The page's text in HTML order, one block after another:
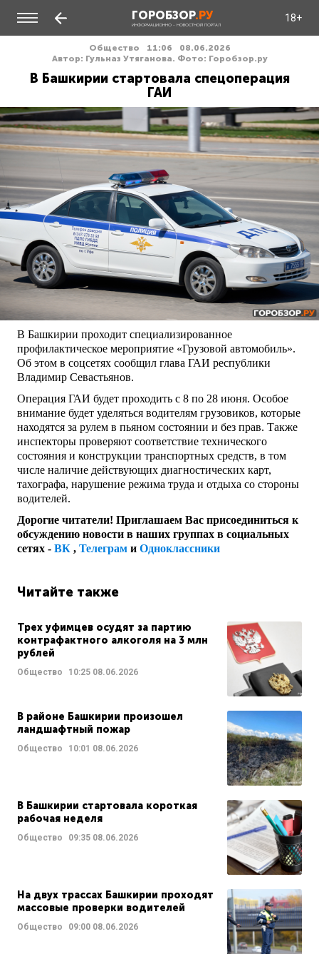
ГОРОБЗОР.РУ
ИНФОРМАЦИОННО - НОВОСТНОЙ ПОРТАЛ
18+
Общество 11:06
08.06.2026
Автор: Гульназ Утяганова. Фото: Горобзор.ру
В Башкирии стартовала спецоперация
ГАИ
В Башкирии проходит специализированное
профилактическое мероприятие «Грузовой автомобиль».
Об этом в соцсетях сообщил глава ГАИ республики
Владимир Севастьянов.
Операция ГАИ будет проходить с 8 по 28 июня. Особое
внимание будет уделяться водителям грузовиков, которые
находятся за рулем в пьяном состоянии и без прав. Также
инспекторы проверяют соответствие технического
состояния и конструкции транспортных средств, в том
числе наличие действующих диагностических карт,
тахографа, нарушение режима труда и отдыха со стороны
водителей.
Дорогие читатели! Приглашаем Вас присоединиться к
обсуждению новости в наших группах в социальных
сетях - ВК , Телеграм и Одноклассники
Читайте также
Трех уфимцев осудят за партию
контрафактного алкоголя на 3 млн
рублей
Общество 10:25 08.06.2026
В районе Башкирии произошел
ландшафтный пожар
Общество 10:01 08.06.2026
В Башкирии стартовала короткая
рабочая неделя
Общество 09:35 08.06.2026
На двух трассах Башкирии проходят
массовые проверки водителей
Общество 09:00 08.06.2026